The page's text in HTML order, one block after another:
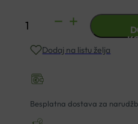
PROPOMUCIL
PRAŠAK
HERBIKO
količina
Dodaj na listu želja
Besplatna dostava za